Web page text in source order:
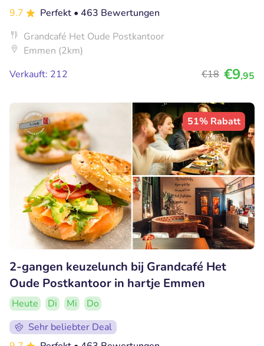
9.7 Perfekt • 463 Bewertungen
Grandcafé Het Oude Postkantoor
Emmen (2km)
Verkauft: 212
€18 €9,95
51% Rabatt
2-gangen keuzelunch bij Grandcafé Het
Oude Postkantoor in hartje Emmen
Heute Di Mi
Do
Sehr beliebter Deal